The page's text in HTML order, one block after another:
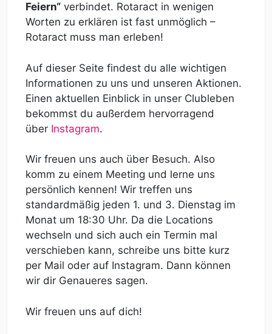
Feiern“ verbindet. Rotaract in wenigen
Worten zu erklären ist fast unmöglich –
Rotaract muss man erleben!
Auf dieser Seite findest du alle wichtigen
Informationen zu uns und unseren Aktionen.
Einen aktuellen Einblick in unser Clubleben
bekommst du außerdem hervorragend
über Instagram.
Wir freuen uns auch über Besuch. Also
komm zu einem Meeting und lerne uns
persönlich kennen! Wir treffen uns
standardmäßig jeden 1. und 3. Dienstag im
Monat um 18:30 Uhr. Da die Locations
wechseln und sich auch ein Termin mal
verschieben kann, schreibe uns bitte kurz
per Mail oder auf Instagram. Dann können
wir dir Genaueres sagen.
Wir freuen uns auf dich!